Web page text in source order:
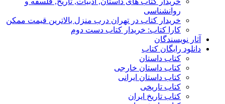
روانشناسی
خریدار کتاب در تهران درب منزل بالاترین قیمت ممکن
کارا کتاب: خریدار کتاب دست دوم
آثار نویسندگان
دانلود رایگان کتاب
کتاب داستان
کتاب داستان خارجی
کتاب داستان ایرانی
کتاب تاریخی
کتاب تاریخ ایران